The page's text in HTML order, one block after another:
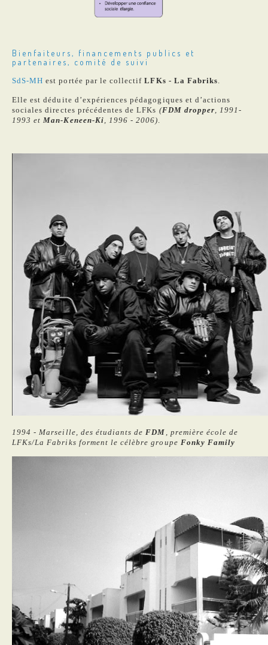
Bienfaiteurs, financements publics et
partenaires, comité de suivi
SdS-MH est portée par le collectifLFKs - La Fabriks
Elle est déduite d’expériences pédagogiques et d’actions
sociales directes précédentes de LFKs (FDM dropper , 1991-
1993 et Man-Keneen-Ki , 1996 - 2006)
1994 - Marseille, des étudiants de FDM
, première école de
LFKs/La Fabriks forment le célèbre groupe Fonky Family